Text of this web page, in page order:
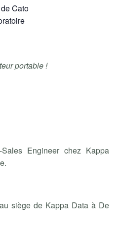
Cato
portable !
Engineer chez Kappa
siège de Kappa Data à De